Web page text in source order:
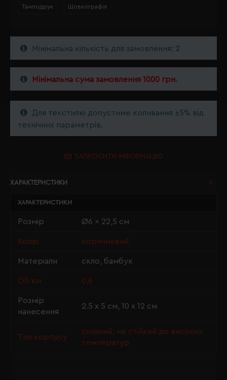
Тамподрук Шовкографія
Мінімальна кількість для замовлення: 2
Мінімальна сума замовлення 1000 грн.
Для текстилю допустиме коливання ±5% від
технічних параметрів.
ЗАПРОСИТИ ІНФОРМАЦІЮ
ХАРАКТЕРИСТИКИ
ХАРАКТЕРИСТИКИ
Розмір Ø6 x 22,5 см
Колір коричневий
Матеріали скло, бамбук
Об'єм 0,6
Розмір
нанесення
2.5 х 5 см, 10 х 12 см
Тип корпусу
скляний, не стійкий до високих
температур